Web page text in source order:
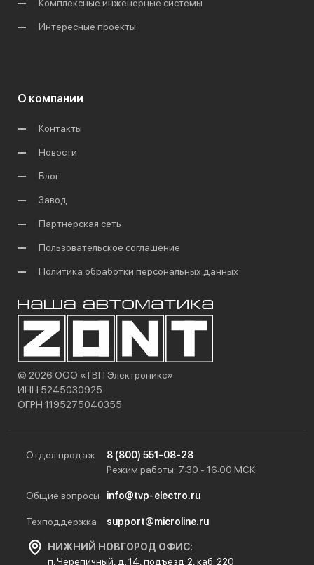
Комплексные инженерные системы
Интересные проекты
О компании
Контакты
Новости
Блог
Завод
Партнерская сеть
Пользовательское соглашение
Политика обработки персональных данных
© 2026 ООО «ТВП Электроникс»
ИНН 5245030925
ОГРН 1195275040355
Отдел продаж
8 (800) 551-08-28
Режим работы: 7:30 - 16:00 МСК
Общие вопросы info@tvp-electro.ru
Техподдержка support@microline.ru
НИЖНИЙ НОВГОРОД ОФИС:
п. Черепичный, д. 14, подъезд 2, каб. 220